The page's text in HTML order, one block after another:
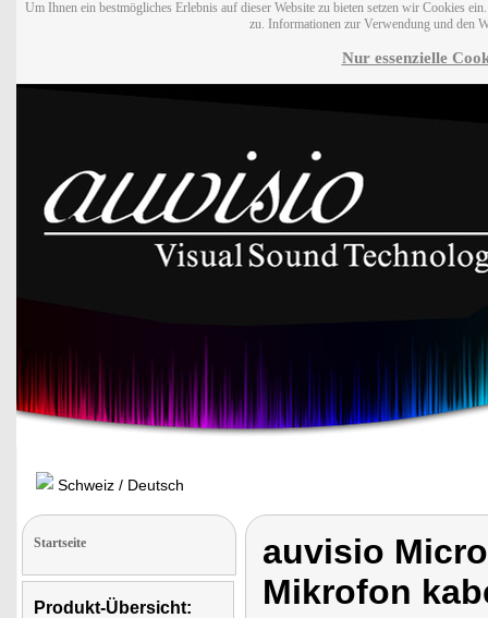
Um Ihnen ein bestmögliches Erlebnis auf dieser Website zu bieten setzen wir Cookies
zu. Informationen zur Verwendung und den
Nur essenzielle
Schweiz / Deutsch
Startseite
Produkt-Übersicht:
auvisio
Mikrofon